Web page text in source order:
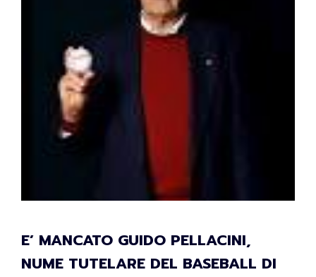
E’ MANCATO GUIDO PELLACINI,
NUME TUTELARE DEL BASEBALL DI